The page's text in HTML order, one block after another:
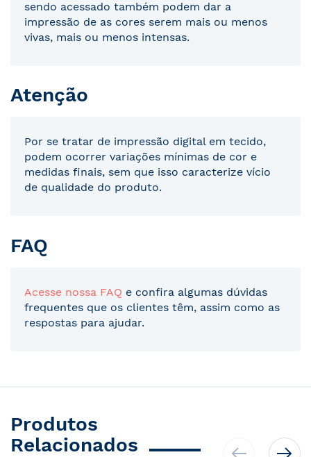
sendo acessado também podem dar a
impressão de as cores serem mais ou menos
vivas, mais ou menos intensas.
Atenção
Por se tratar de impressão digital em tecido,
podem ocorrer variações mínimas de cor e
medidas finais, sem que isso caracterize vício
de qualidade do produto.
FAQ
Acesse nossa FAQ e confira algumas dúvidas
frequentes que os clientes têm, assim como as
respostas para ajudar.
Produtos
Relacionados